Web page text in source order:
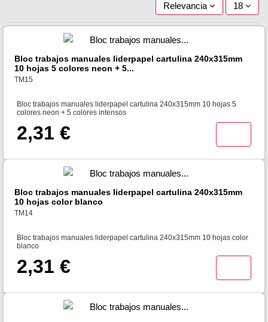
Relevancia 18
Bloc trabajos manuales liderpapel cartulina 240x315mm
10 hojas 5 colores neon + 5...
TM15
Bloc trabajos manuales liderpapel cartulina 240x315mm 10 hojas 5
colores neon + 5 colores intensos
2,31 €
Bloc trabajos manuales liderpapel cartulina 240x315mm
10 hojas color blanco
TM14
Bloc trabajos manuales liderpapel cartulina 240x315mm 10 hojas color
blanco
2,31 €